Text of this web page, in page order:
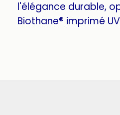
l'élégance durable,
Biothane® imprimé